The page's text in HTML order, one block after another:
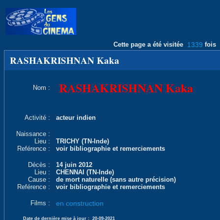
Cette page a été visitée 1339 fois
RASHAKRISHNAN Kaka
Nom : RASHAKRISHNAN Kaka
Activité : acteur indien
Naissance :
Lieu :
TRICHY (TN-Inde)
Reférence :
voir bibliographie et remerciements
Décès :
14 juin 2012
Lieu :
CHENNAI (TN-Inde)
Cause :
de mort naturelle (sans autre précision)
Reférence :
voir bibliographie et remerciements
Films : en construction
Date de dernière mise à jour : 20-09-2021